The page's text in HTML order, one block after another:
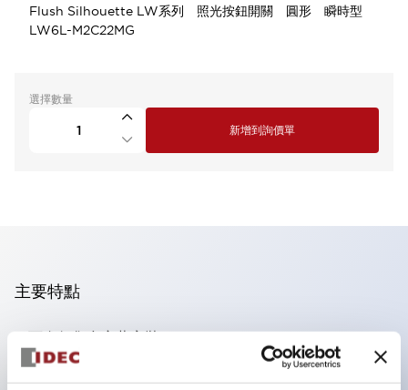
Flush Silhouette LW系列 照光按鈕開關 圓形 瞬時型
LW6L-M2C22MG
選擇數量
新增到詢價單
主要特點
可進行集合密著安裝
附鎖選擇開關採用高安全性的彈子鎖結構